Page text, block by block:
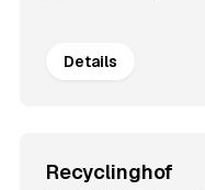
Details
Recyclinghof